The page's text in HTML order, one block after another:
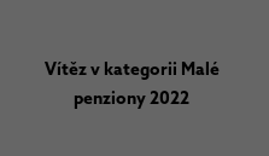
Vítěz v kategorii Malé
penziony 2022